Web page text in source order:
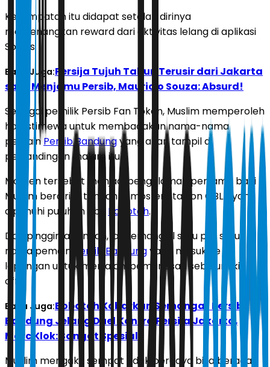
Kesempatan itu didapat setelah dirinya
memenangkan reward dari aktivitas lelang di aplikasi
Socios.
Baca Juga:Persija Tujuh Tahun Terusir dari Jakarta
saat Menjamu Persib, Mauricio Souza: Absurd!
Sebagai pemilik Persib Fan Token, Muslim memperoleh
hak istimewa untuk membacakan nama-nama
pemainPersib Bandungyang akan tampil di
pertandingan malam itu.
Momen tersebut menjadi pengalaman pertama bagi
Muslim berdiri di tengah atmosfer Stadion GBLA yang
dipenuhi puluhan ribu Bobotoh.
Dari pinggir lapangan, ia memanggil satu per satu
nama pemain
Persib Bandungyang masuk ke
lapangan untuk menjalani pemanasan sebelum kick-
off.
Baca Juga:Bobotoh Kobarkan Semangat Persib
Bandung Jelang Duel Kontra Persija Jakarta,
Marc Klok: Sangat Spesial!
Muslim mengaku sempat tidak percaya bisa berada